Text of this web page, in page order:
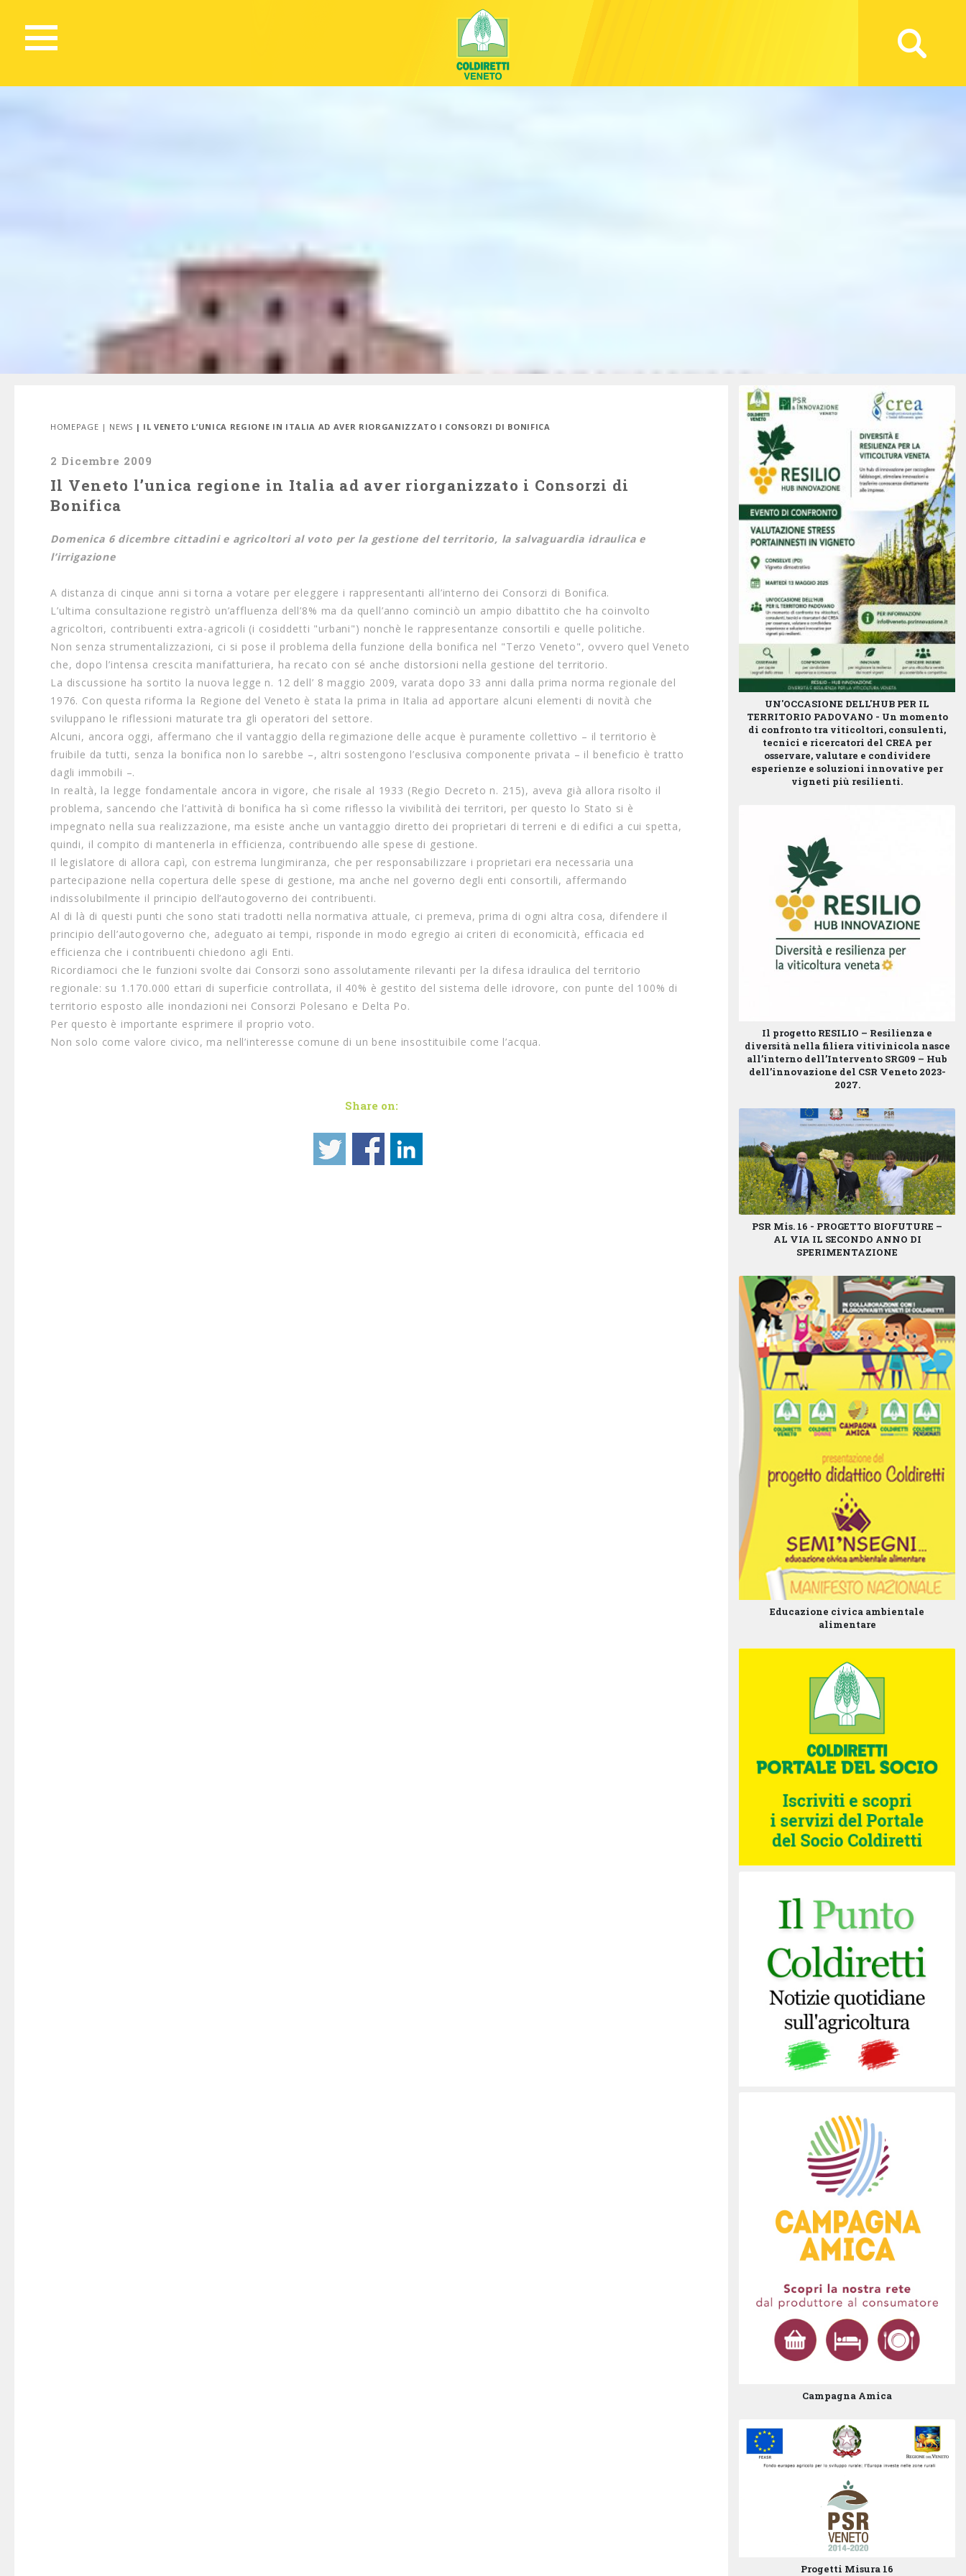
HOMEPAGE | NEWS | IL VENETO L’UNICA REGIONE IN ITALIA AD AVER RIORGANIZZATO I CONSORZI DI BONIFICA
2 Dicembre 2009
Il Veneto l’unica regione in Italia ad aver riorganizzato i Consorzi di
Bonifica
Domenica 6 dicembre cittadini e agricoltori al voto per la gestione del territorio, la salvaguardia idraulica e
l’irrigazione
A distanza di cinque anni si torna a votare per eleggere i rappresentanti all’interno dei Consorzi di Bonifica.
L’ultima consultazione registrò un’affluenza dell’8% ma da quell’anno cominciò un ampio dibattito che ha coinvolto
agricoltori, contribuenti extra-agricoli (i cosiddetti "urbani") nonchè le rappresentanze consortili e quelle politiche.
Non senza strumentalizzazioni, ci si pose il problema della funzione della bonifica nel "Terzo Veneto", ovvero quel Veneto
che, dopo l’intensa crescita manifatturiera, ha recato con sé anche distorsioni nella gestione del territorio.
La discussione ha sortito la nuova legge n. 12 dell’ 8 maggio 2009, varata dopo 33 anni dalla prima norma regionale del
1976. Con questa riforma la Regione del Veneto è stata la prima in Italia ad apportare alcuni elementi di novità che
sviluppano le riflessioni maturate tra gli operatori del settore.
Alcuni, ancora oggi, affermano che il vantaggio della regimazione delle acque è puramente collettivo – il territorio è
fruibile da tutti, senza la bonifica non lo sarebbe –, altri sostengono l’esclusiva componente privata – il beneficio è tratto
dagli immobili –.
In realtà, la legge fondamentale ancora in vigore, che risale al 1933 (Regio Decreto n. 215), aveva già allora risolto il
problema, sancendo che l’attività di bonifica ha sì come riflesso la vivibilità dei territori, per questo lo Stato si è
impegnato nella sua realizzazione, ma esiste anche un vantaggio diretto dei proprietari di terreni e di edifici a cui spetta,
quindi, il compito di mantenerla in efficienza, contribuendo alle spese di gestione.
Il legislatore di allora capì, con estrema lungimiranza, che per responsabilizzare i proprietari era necessaria una
partecipazione nella copertura delle spese di gestione, ma anche nel governo degli enti consortili, affermando
indissolubilmente il principio dell’autogoverno dei contribuenti.
Al di là di questi punti che sono stati tradotti nella normativa attuale, ci premeva, prima di ogni altra cosa, difendere il
principio dell’autogoverno che, adeguato ai tempi, risponde in modo egregio ai criteri di economicità, efficacia ed
efficienza che i contribuenti chiedono agli Enti.
Ricordiamoci che le funzioni svolte dai Consorzi sono assolutamente rilevanti per la difesa idraulica del territorio
regionale: su 1.170.000 ettari di superficie controllata, il 40% è gestito del sistema delle idrovore, con punte del 100% di
territorio esposto alle inondazioni nei Consorzi Polesano e Delta Po.
Per questo è importante esprimere il proprio voto.
Non solo come valore civico, ma nell’interesse comune di un bene insostituibile come l’acqua.
Share on:
UN'OCCASIONE DELL'HUB PER IL
TERRITORIO PADOVANO - Un momento
di confronto tra viticoltori, consulenti,
tecnici e ricercatori del CREA per
osservare, valutare e condividere
esperienze e soluzioni innovative per
vigneti più resilienti.
Il progetto RESILIO – Resilienza e
diversità nella filiera vitivinicolanasce
all’interno dell’Intervento SRG09 – Hub
dell’innovazione del CSR Veneto 2023-
2027.
PSR Mis. 16 - PROGETTO BIOFUTURE –
AL VIA IL SECONDO ANNO DI
SPERIMENTAZIONE
Educazione civica ambientale
alimentare
Campagna Amica
Progetti Misura 16